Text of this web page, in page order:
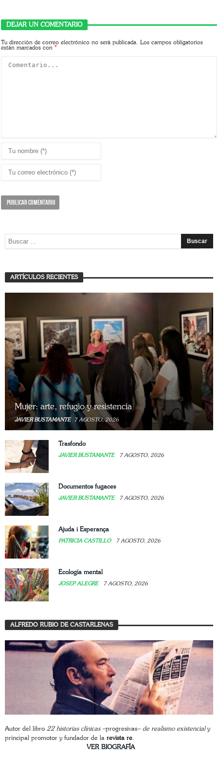
DEJAR UN COMENTARIO
Tu dirección de correo electrónico no será publicada.
Los campos obligatorios
están marcados con*
ARTÍCULOS RECIENTES
Mujer: arte, refugio y resistencia
JAVIER BUSTAMANTE 7 AGOSTO, 2026
Trasfondo
JAVIER BUSTAMANTE 7 AGOSTO, 2026
Documentos fugaces
JAVIER BUSTAMANTE 7 AGOSTO, 2026
Ajuda i Esperança
PATRICIA CASTILLO 7 AGOSTO, 2026
Ecología mental
JOSEP ALEGRE 7 AGOSTO, 2026
ALFREDO RUBIO DE CASTARLENAS
Autor del libro 22 historias clínicas –progresivas– de realismo existencialy
principal promotor y fundador de la revista re.
VER BIOGRAFÍA